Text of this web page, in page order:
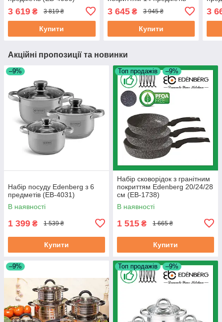
3 619 ₴ 3 819 ₴
Купити
3 645₴ 3 945 ₴
Купити
3
Акційні пропозиції та новинки
–9%
Набір посуду Edenberg з 6
предметів (EB-4031)
В наявності
1 399 ₴ 1 539 ₴
Купити
Топ продажів –9%
Набір сковорідок з гранітним
покриттям Edenberg 20/24/28
см (EB-1738)
В наявності
1 515 ₴ 1 665 ₴
Купити
–9% Топ продажів –9%